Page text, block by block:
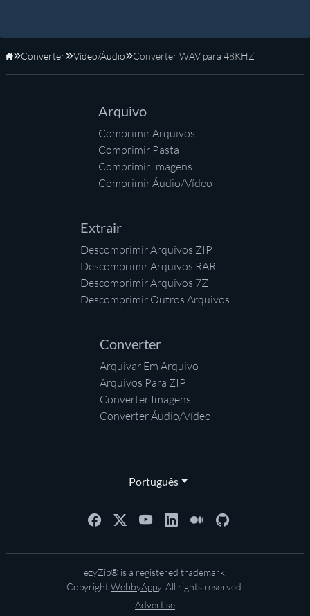
Início
Converter Vídeo/Áudio Converter WAV para 48KHZ
Arquivo
Comprimir Arquivos
Comprimir Pasta
Comprimir Imagens
Comprimir Áudio/Vídeo
Extrair
Descomprimir Arquivos ZIP
Descomprimir Arquivos RAR
Descomprimir Arquivos 7Z
Descomprimir Outros Arquivos
Converter
Arquivar Em Arquivo
Arquivos Para ZIP
Converter Imagens
Converter Áudio/Vídeo
Português
ezyZip® is a registered trademark.
CopyrightWebbyAppy. All rights reserved.
Advertise